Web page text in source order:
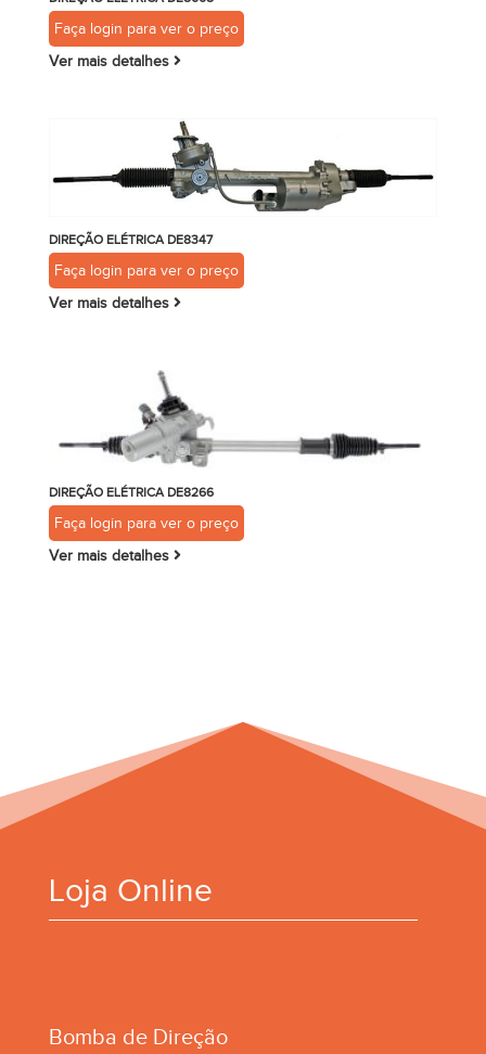
Faça login para ver o preço
Ver mais detalhes
DIREÇÃO ELÉTRICA DE8347
Faça login para ver o preço
Ver mais detalhes
DIREÇÃO ELÉTRICA DE8266
Faça login para ver o preço
Ver mais detalhes
Loja Online
Bomba de Direção